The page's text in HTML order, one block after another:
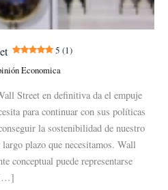
5 (1)
Economica
Street en definitiva da el empuje
para continuar con sus políticas
la sostenibilidad de nuestro
plazo que necesitamos. Wall
conceptual puede representarse
[…]